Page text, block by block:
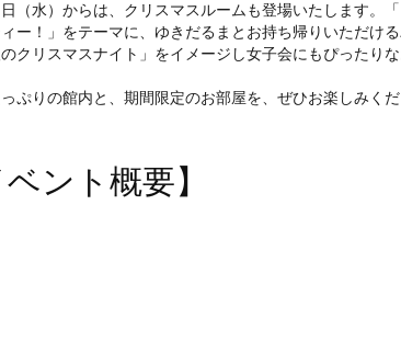
（水）からは、クリスマスルームも登場いたします。
ー！」をテーマに、ゆきだるまとお持ち帰りいただけ
クリスマスナイト」をイメージし女子会にもぴったり
ぷりの館内と、期間限定のお部屋を、ぜひお楽しみくだ
ント概要】